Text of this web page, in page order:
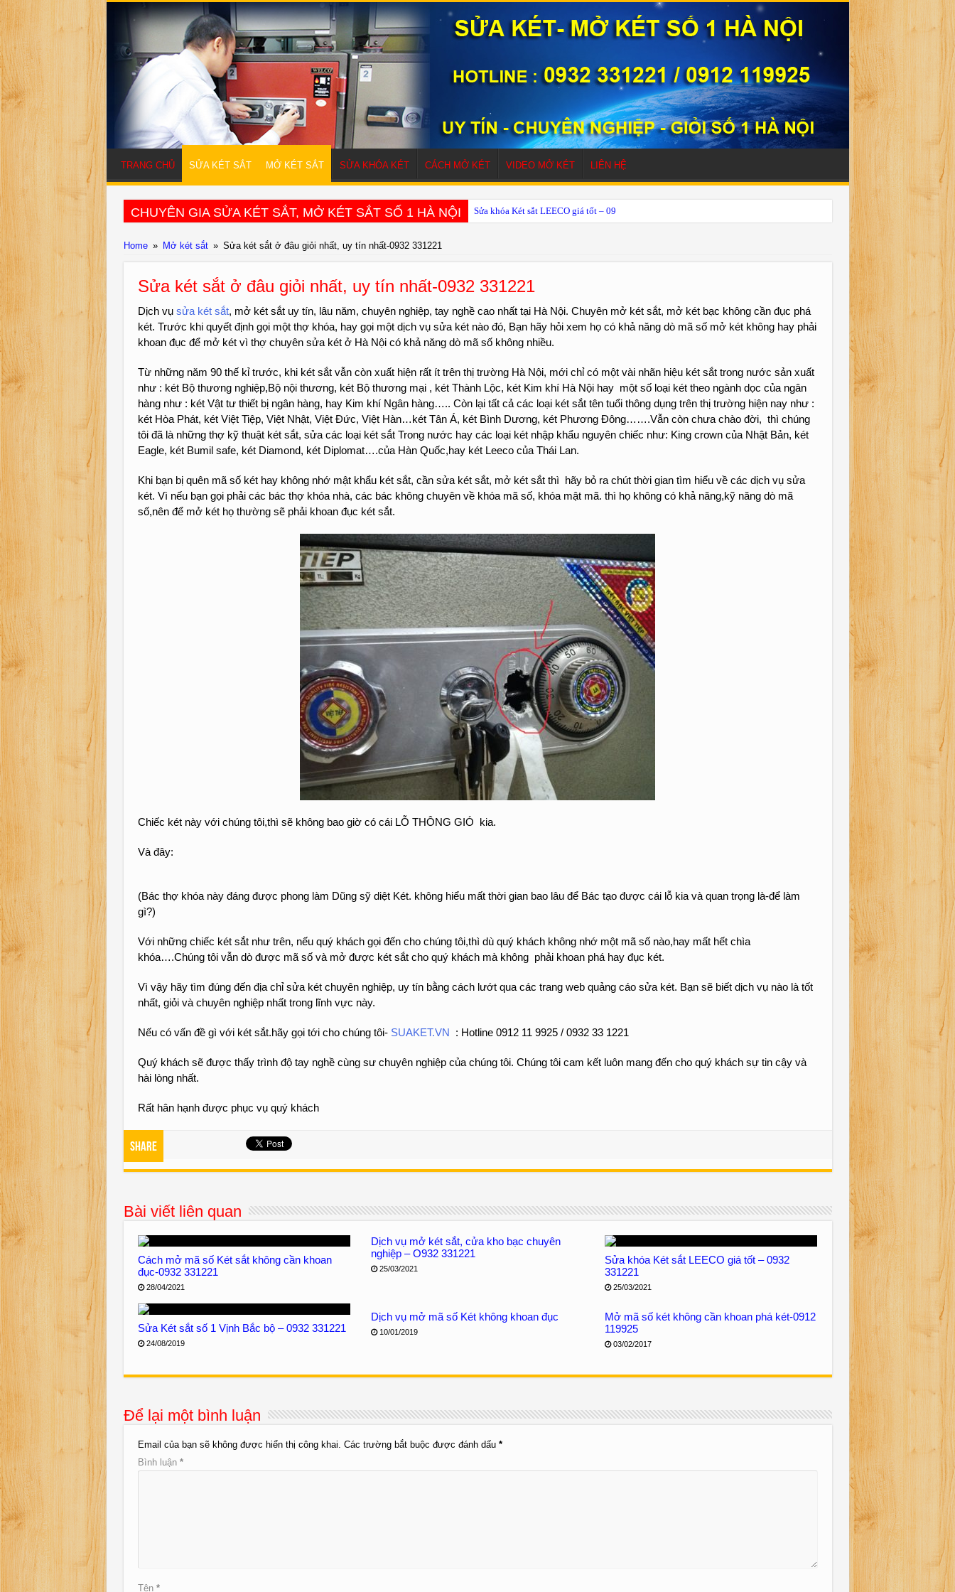
TRANG CHỦ SỬA KÉT SẮT MỞ KÉT SẮT SỬA KHÓA KÉT CÁCH MỞ KÉT VIDEO MỞ KÉT LIÊN HỆ
CHUYÊN GIA SỬA KÉT SẮT, MỞ KÉT SẮT SỐ 1 HÀ NỘI Sửa khóa Két sắt LEECO giá tốt – 0932 331221
Home » Mở két sắt » Sửa két sắt ở đâu giỏi nhất, uy tín nhất-0932 331221
Sửa két sắt ở đâu giỏi nhất, uy tín nhất-0932 331221
Dịch vụ sửa két sắt, mở két sắt uy tín, lâu năm, chuyên nghiệp, tay nghề cao nhất tại Hà Nội. Chuyên mở két sắt, mở két bạc không cần đục phá
két. Trước khi quyết định gọi một thợ khóa, hay gọi một dịch vụ sửa két nào đó, Bạn hãy hỏi xem họ có khả năng dò mã số mở két không hay phải
khoan đục để mở két vì thợ chuyên sửa két ở Hà Nội có khả năng dò mã số không nhiều.
Từ những năm 90 thế kỉ trước, khi két sắt vẫn còn xuất hiện rất ít trên thị trường Hà Nội, mới chỉ có một vài nhãn hiệu két sắt trong nước sản xuất
như : két Bộ thương nghiệp,Bộ nội thương, két Bộ thương mại , két Thành Lộc, két Kim khí Hà Nội hay một số loại két theo ngành dọc của ngân
hàng như : két Vật tư thiết bị ngân hàng, hay Kim khí Ngân hàng….. Còn lại tất cả các loại két sắt tên tuổi thông dụng trên thị trường hiện nay như :
két Hòa Phát, két Việt Tiệp, Việt Nhật, Việt Đức, Việt Hàn…két Tân Á, két Bình Dương, két Phương Đông…….Vẫn còn chưa chào đời, thì chúng
tôi đã là những thợ kỹ thuật két sắt, sửa các loại két sắt Trong nước hay các loại két nhập khẩu nguyên chiếc như: King crown của Nhật Bản, két
Eagle, két Bumil safe, két Diamond, két Diplomat….của Hàn Quốc,hay két Leeco của Thái Lan.
Khi bạn bị quên mã số két hay không nhớ mật khẩu két sắt, cần sửa két sắt, mở két sắt thì hãy bỏ ra chút thời gian tìm hiểu về các dịch vụ sửa
két. Vì nếu bạn gọi phải các bác thợ khóa nhà, các bác không chuyên về khóa mã số, khóa mật mã. thì họ không có khả năng,kỹ năng dò mã
số,nên để mở két họ thường sẽ phải khoan đục két sắt.
Chiếc két này với chúng tôi,thì sẽ không bao giờ có cái LỖ THÔNG GIÓ kia.
Và đây:
(Bác thợ khóa này đáng được phong làm Dũng sỹ diệt Két. không hiểu mất thời gian bao lâu để Bác tạo được cái lỗ kia và quan trọng là-để làm
gì?)
Với những chiếc két sắt như trên, nếu quý khách gọi đến cho chúng tôi,thì dù quý khách không nhớ một mã số nào,hay mất hết chìa
khóa….Chúng tôi vẫn dò được mã số và mở được két sắt cho quý khách mà không phải khoan phá hay đục két.
Vì vậy hãy tìm đúng đến địa chỉ sửa két chuyên nghiệp, uy tín bằng cách lướt qua các trang web quảng cáo sửa két. Bạn sẽ biết dịch vụ nào là tốt
nhất, giỏi và chuyên nghiệp nhất trong lĩnh vực này.
Nếu có vấn đề gì với két sắt.hãy gọi tới cho chúng tôi- SUAKET.VN : Hotline 0912 11 9925 / 0932 33 1221
Quý khách sẽ được thấy trình độ tay nghề cùng sư chuyên nghiệp của chúng tôi. Chúng tôi cam kết luôn mang đến cho quý khách sự tin cậy và
hài lòng nhất.
Rất hân hạnh được phục vụ quý khách
Share
Bài viết liên quan
Cách mở mã số Két sắt không cần khoan
đục-0932 331221
28/04/2021
Dịch vụ mở két sắt, cửa kho bạc chuyên
nghiệp – O932 331221
25/03/2021
Sửa khóa Két sắt LEECO giá tốt – 0932
331221
25/03/2021
Sửa Két sắt số 1 Vịnh Bắc bộ – 0932 331221
24/08/2019
Dịch vụ mở mã số Két không khoan đục
10/01/2019
Mở mã số két không cần khoan phá két-0912
119925
03/02/2017
Để lại một bình luận
Email của bạn sẽ không được hiển thị công khai. Các trường bắt buộc được đánh dấu *
Bình luận *
Tên *